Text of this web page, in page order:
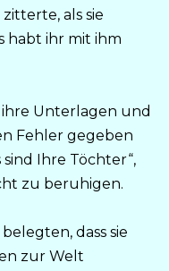
als sie
habt ihr mit ihm
Unterlagen und
Fehler gegeben
sind Ihre Töchter“,
zu beruhigen.
dass sie
zur Welt